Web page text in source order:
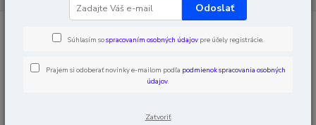
Emergency Lighting
V tejto kategórii nebol nájdený žiadny tovar.
Odoslať
Súhlasím sospracovaním osobných údajov pre účely registrácie.
Prajem si odoberať novinky e-mailom podľa podmienok spracovania osobných
údajov.
Zatvoriť